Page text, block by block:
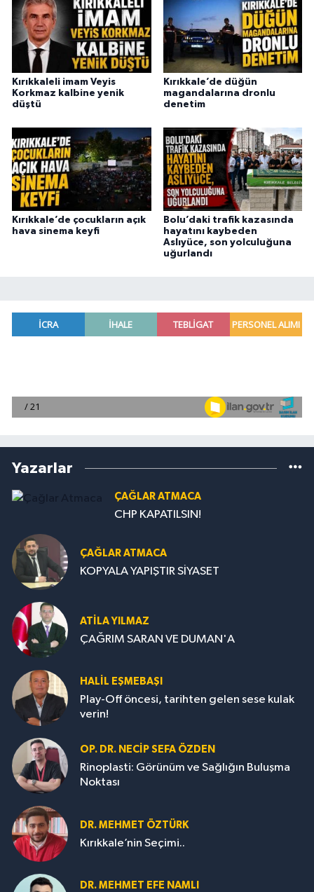
Kırıkkaleli imam Veyis
Korkmaz kalbine yenik
düştü
Kırıkkale’de düğün
magandalarına dronlu
denetim
Kırıkkale’de çocukların açık
hava sinema keyfi
Bolu’daki trafik kazasında
hayatını kaybeden
Aslıyüce, son yolculuğuna
uğurlandı
Yazarlar
ÇAĞLAR ATMACA
CHP KAPATILSIN!
ÇAĞLAR ATMACA
KOPYALA YAPIŞTIR SİYASET
ATILA YILMAZ
ÇAĞRIM SARAN VE DUMAN'A
HALIL EŞMEBAŞI
Play-Off öncesi, tarihten gelen sese kulak
verin!
OP. DR. NECIP SEFA ÖZDEN
Rinoplasti: Görünüm ve Sağlığın Buluşma
Noktası
DR. MEHMET ÖZTÜRK
Kırıkkale’nin Seçimi..
DR. MEHMET EFE NAMLI